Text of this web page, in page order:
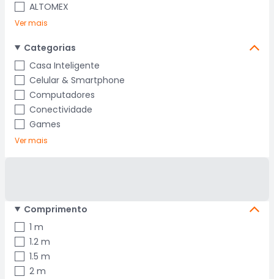
ALTOMEX
Ver mais
Categorias
Casa Inteligente
Celular & Smartphone
Computadores
Conectividade
Games
Ver mais
Comprimento
1 m
1.2 m
1.5 m
2 m